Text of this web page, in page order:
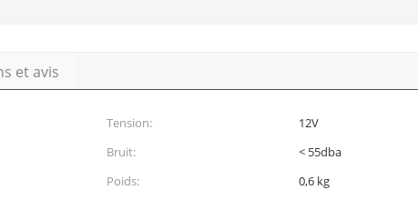
et avis
Tension:
12V
Bruit:
< 55dba
Poids:
0,6 kg